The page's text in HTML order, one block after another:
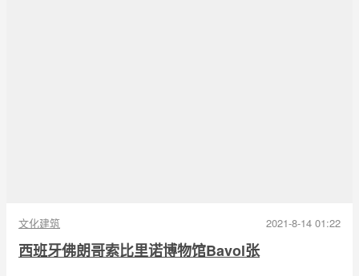
文化建筑 2021-8-14 01:22
西班牙佛朗哥索比里诺博物馆Bavol张